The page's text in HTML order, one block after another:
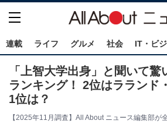
連載 ライフ グルメ 社会 IT・ビ
「上智大学出身」と聞いて驚
ランキング！ 2位はラランド
1位は？
【2025年11月調査】All About ニュース編集部が